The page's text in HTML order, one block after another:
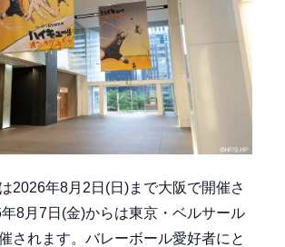
2026年8月2日(日)まで大阪で開催さ
8月7日(金)からは東京・ベルサール
されます。バレーボール愛好者にと